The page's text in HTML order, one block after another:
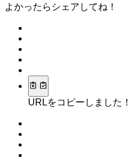
よかったらシェアしてね！
URLをコピーしました！